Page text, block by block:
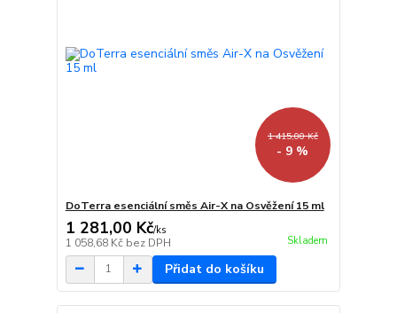
1 415,00 Kč
- 9 %
DoTerra esenciální směs Air-X na Osvěžení 15 ml
1 281,00 Kč/ks
1 058,68 Kč bez DPH Skladem
Přidat do košíku